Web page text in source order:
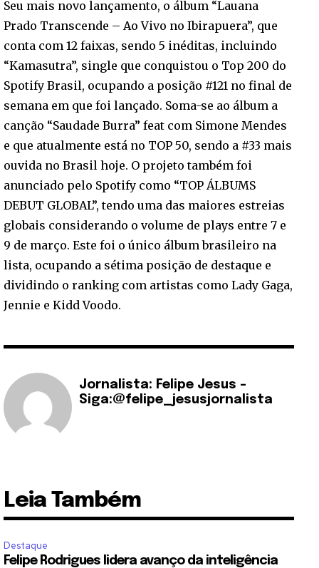
Seu mais novo lançamento, o álbum “Lauana
Prado Transcende – Ao Vivo no Ibirapuera”, que
conta com 12 faixas, sendo 5 inéditas, incluindo
“Kamasutra”, single que conquistou o Top 200 do
Spotify Brasil, ocupando a posição #121 no final de
semana em que foi lançado. Soma-se ao álbum a
canção “Saudade Burra” feat com Simone Mendes
e que atualmente está no TOP 50, sendo a #33 mais
ouvida no Brasil hoje. O projeto também foi
anunciado pelo Spotify como “TOP ÁLBUMS
DEBUT GLOBAL”, tendo uma das maiores estreias
globais considerando o volume de plays entre 7 e
9 de março. Este foi o único álbum brasileiro na
lista, ocupando a sétima posição de destaque e
dividindo o ranking com artistas como Lady Gaga,
Jennie e Kidd Voodo.
Jornalista: Felipe Jesus -
Siga:@felipe_jesusjornalista
Leia Também
Destaque
Felipe Rodrigues lidera avanço da inteligência